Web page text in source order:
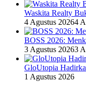
Waskita Realty
4 Agustus 20264
BOSS 2026:
3 Agustus 20263
GloUtopia
1 Agustus 2026